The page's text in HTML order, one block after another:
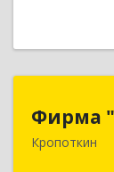
Фирма
Кропоткин
352389,